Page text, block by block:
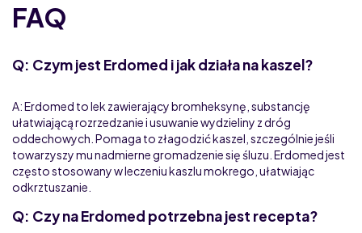
FAQ
Q: Czym jest Erdomed i jak działa na kaszel?
A: Erdomed to lek zawierający bromheksynę, substancję
ułatwiającą rozrzedzanie i usuwanie wydzieliny z dróg
oddechowych. Pomaga to złagodzić kaszel, szczególnie jeśli
towarzyszy mu nadmierne gromadzenie się śluzu. Erdomed jest
często stosowany w leczeniu kaszlu mokrego, ułatwiając
odkrztuszanie.
Q: Czy na Erdomed potrzebna jest recepta?